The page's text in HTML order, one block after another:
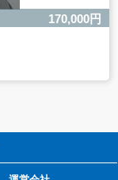
170,000円